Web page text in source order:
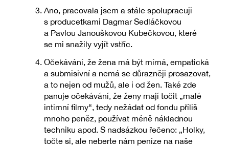
Ano, pracovala jsem a stále spolupracuji
s producetkami Dagmar Sedláčkovou
a Pavlou Janouškovou Kubečkovou, které
se mi snažily vyjít vstříc.
Očekávání, že žena má být mírná, empatická
a submisivní a nemá se důrazněji prosazovat,
a to nejen od mužů, ale i od žen. Také zde
panuje očekávání, že ženy mají točit „malé
intimní filmy“, tedy nežádat od fondu příliš
mnoho peněz, používat méně nákladnou
techniku apod. S nadsázkou řečeno: „Holky,
točte si, ale neberte nám peníze na naše